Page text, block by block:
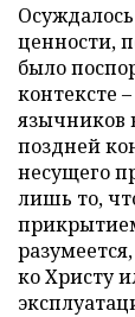
ценности,
было
контексте
язычников
поздней
несущего
лишь то,
ко Христу